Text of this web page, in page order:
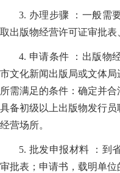
3. 办理步骤 ：一般需
取出版物经营许可证审批表
4. 申请条件 ：出版物
市文化新闻出版局或文体
所需满足的条件：确定并
具备初级以上出版物发行
经营场所。
5. 批发申报材料 ：到
审批表；申请书，载明单